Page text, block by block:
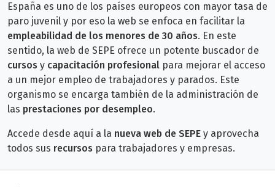
España es uno de los países europeos con mayor tasa de
paro juvenil y por eso la web se enfoca en facilitar la
empleabilidad de los menores de 30 años. En este
sentido, la web de SEPE ofrece un potente buscador de
cursos y capacitación profesional para mejorar el acceso
a un mejor empleo de trabajadores y parados. Este
organismo se encarga también de la administración de
las prestaciones por desempleo.
Accede desde aquí a la nueva web de SEPE y aprovecha
todos sus recursos para trabajadores y empresas.